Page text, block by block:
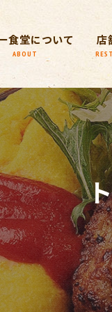
食堂について
ABOUT
店